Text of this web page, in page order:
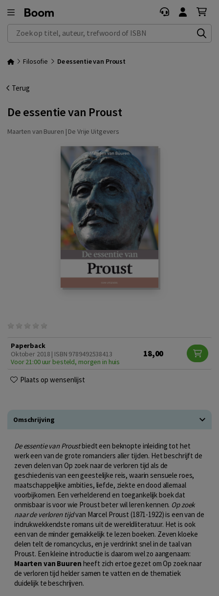
Zoek op titel, auteur, trefwoord of ISBN
Filosofie De essentie van Proust
Terug
De essentie van Proust
Maarten van Buuren | De Vrije Uitgevers
Paperback
Oktober 2018 | ISBN 9789492538413
Voor 21:00 uur besteld, morgen in huis
18,00
Plaats op wensenlijst
Omschrijving
De essentie van Proustbiedt een beknopte inleiding tot het
werk een van de grote romanciers aller tijden. Het beschrijft de
zeven delen van Op zoek naar de verloren tijd als de
geschiedenis van een geestelijke reis, waarin sensuele roes,
maatschappelijke ambities, liefde, ziekte en dood allemaal
voorbijkomen. Een verhelderend en toegankelijk boek dat
onmisbaar is voor wie Proust beter wil leren kennen. Op zoek
naar de verloren tijdvan Marcel Proust (1871-1922) is een van de
indrukwekkendste romans uit de wereldliteratuur. Het is ook
een van de minder gemakkelijk te lezen boeken. Zeven kloeke
delen telt de romancyclus, en je verdrinkt snel in de taal van
Proust. Een kleine introductie is daarom wel zo aangenaam:
Maarten van Buuren heeft zich ertoe gezet om Op zoek naar
de verloren tijd helder samen te vatten en de thematiek
duidelijk te beschrijven.